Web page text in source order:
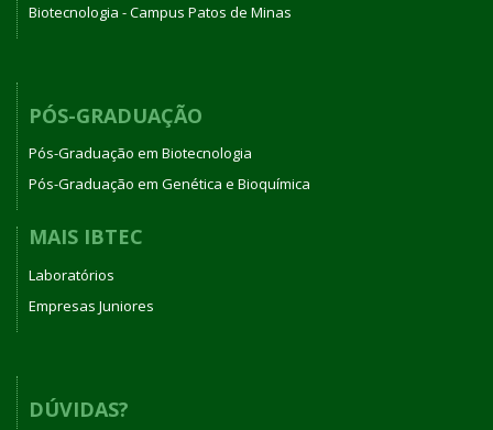
Biotecnologia - Campus Patos de Minas
PÓS-GRADUAÇÃO
Pós-Graduação em Biotecnologia
Pós-Graduação em Genética e Bioquímica
MAIS IBTEC
Laboratórios
Empresas Juniores
DÚVIDAS?